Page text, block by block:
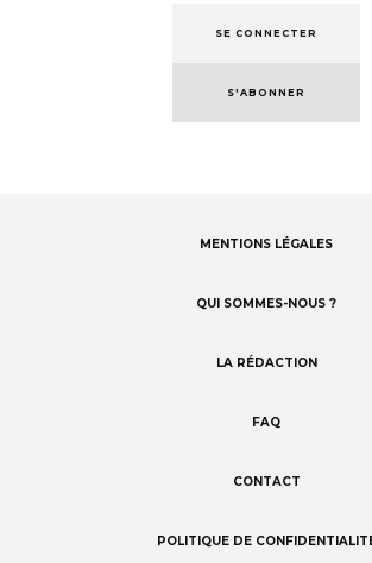
SE CONNECTER
S'ABONNER
MENTIONS LÉGALES
QUI SOMMES-NOUS ?
LA RÉDACTION
FAQ
CONTACT
POLITIQUE DE